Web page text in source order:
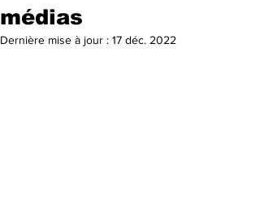
médias
Dernière mise à jour : 17 déc. 2022